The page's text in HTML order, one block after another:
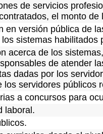
de servicios
el monto
en versión pública de
sistemas
acerca de los
de atender
dadas por los
los servidores públicos
a concursos para
laboral.